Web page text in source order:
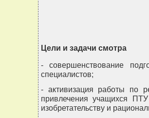
Цели и задачи смотра
- совершенствование
специалистов;
- активизация работы по
привлечения учащихся
изобретательству и